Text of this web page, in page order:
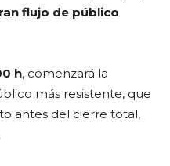
flujo de público
h, comenzará la
más resistente, que
antes del cierre total,